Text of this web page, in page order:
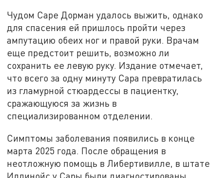
Чудом Саре Дорман удалось выжить, однако
для спасения ей пришлось пройти через
ампутацию обеих ног и правой руки. Врачам
еще предстоит решить, возможно ли
сохранить ее левую руку. Издание отмечает,
что всего за одну минуту Сара превратилась
из гламурной стюардессы в пациентку,
сражающуюся за жизнь в
специализированном отделении.
Симптомы заболевания появились в конце
марта 2025 года. После обращения в
неотложную помощь в Либертивилле, в штате